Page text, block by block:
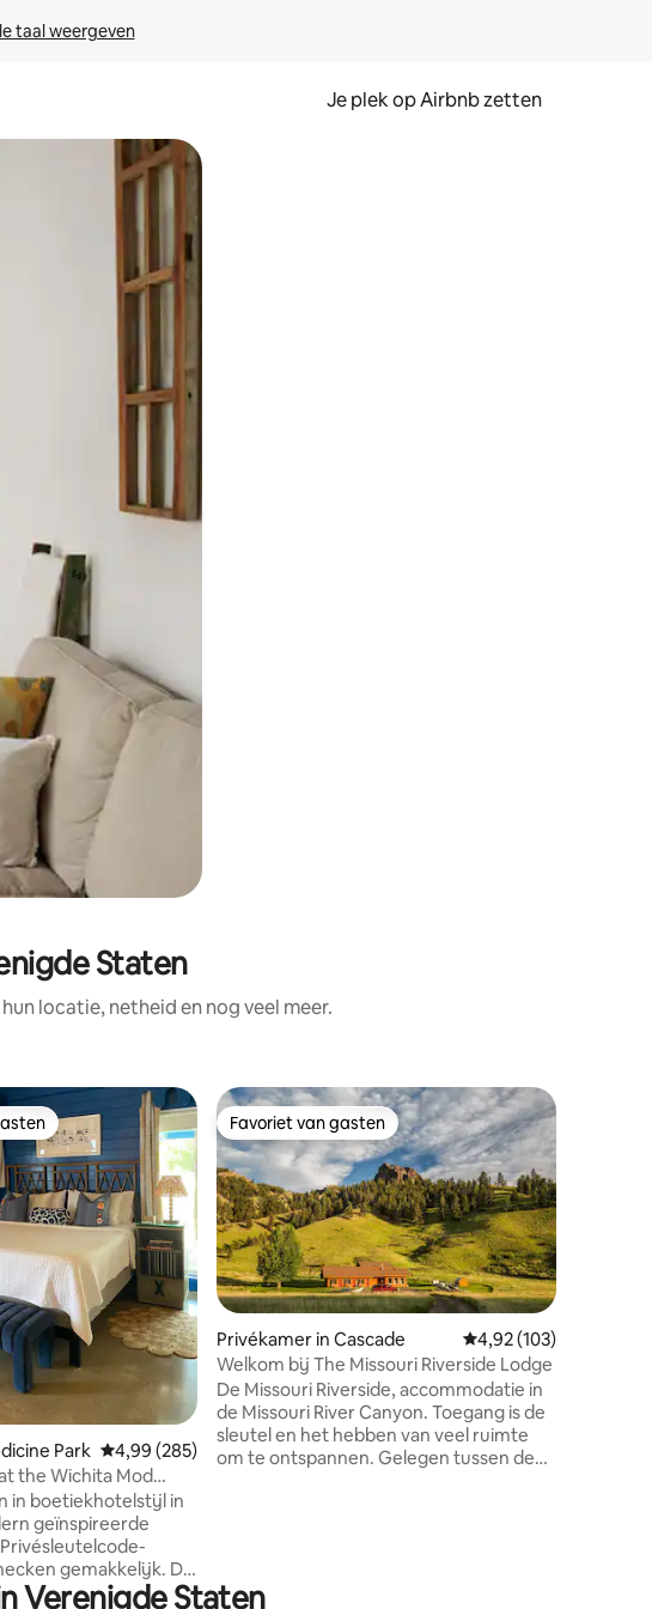
taal weergeven
Je plek op Airbnb zetten
door te tikken of swipen.
Staten
locatie, netheid en nog veel meer.
op 5, 222 recensies
Park Gemiddelde beoordeling van 4,99 op 5, 285 recensies
4,99 (285)
the Wichita Mod
in boetiekhotelstijl in
geïnspireerde
gemakkelijk. De
eigendom van
Favoriet van gasten
Favoriet van gasten
Privékamer in Cascade Gemiddelde
4,92 (103)
Welkom bij The Missouri Riverside Lodge
De Missouri Riverside, accommodatie in
de Missouri River Canyon. Toegang is de
sleutel en het hebben van veel ruimte
om te ontspannen. Gelegen tussen de
gelegen aan de voet van Eagle Rock , de
Verenigde Staten